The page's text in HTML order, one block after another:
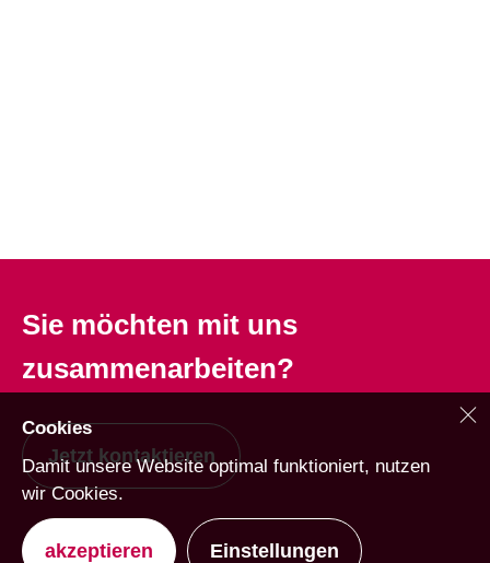
Sie möchten mit uns
zusammenarbeiten?
Jetzt kontaktieren
Cookies
Damit unsere Website optimal funktioniert, nutzen
wir Cookies.
akzeptieren Einstellungen